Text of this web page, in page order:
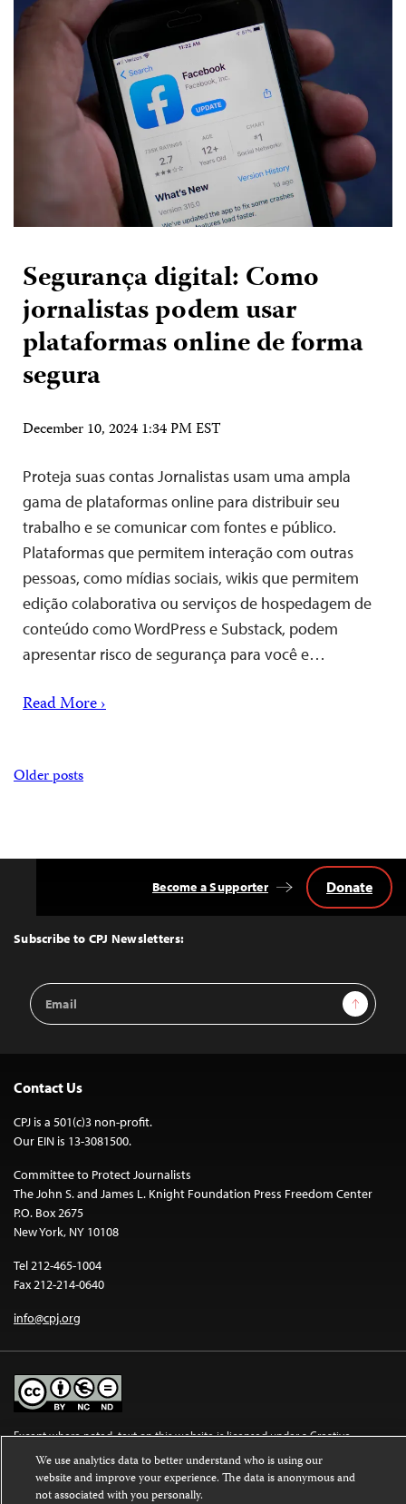
Segurança digital: Como
jornalistas podem usar
plataformas online de forma
segura
December 10, 2024 1:34 PM EST
Proteja suas contas Jornalistas usam uma ampla
gama de plataformas online para distribuir seu
trabalho e se comunicar com fontes e público.
Plataformas que permitem interação com outras
pessoas, como mídias sociais, wikis que permitem
edição colaborativa ou serviços de hospedagem de
conteúdo como WordPress e Substack, podem
apresentar risco de segurança para você e…
Read More ›
Posts
Older posts
Top
Subscribe to CPJ Newsletters:
Email
Address
Sign Up
Become a Supporter Donate
Contact Us
CPJ is a 501(c)3 non-profit.
Our EIN is 13-3081500.
Committee to Protect Journalists
The John S. and James L. Knight Foundation Press Freedom Center
P.O. Box 2675
New York, NY 10108
Tel 212-465-1004
Fax 212-214-0640
info@cpj.org
Except where noted, text on this website is licensed under aCreative
License.
Images and other media are not covered by the Creative Commons license.
We use analytics data to better understand who is using our
website and improve your experience. The data is anonymous and
not associated with you personally.